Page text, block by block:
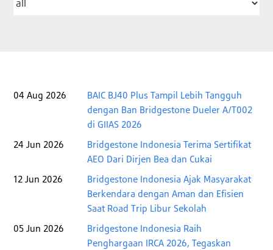
04 Aug 2026
BAIC BJ40 Plus Tampil Lebih Tangguh
dengan Ban Bridgestone Dueler A/T002
di GIIAS 2026
24 Jun 2026
Bridgestone Indonesia Terima Sertifikat
AEO Dari Dirjen Bea dan Cukai
12 Jun 2026
Bridgestone Indonesia Ajak Masyarakat
Berkendara dengan Aman dan Efisien
Saat Road Trip Libur Sekolah
05 Jun 2026
Bridgestone Indonesia Raih
Penghargaan IRCA 2026, Tegaskan